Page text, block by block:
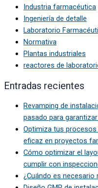
Industria farmacéutica
Ingeniería de detalle
Laboratorio
Normativa
Plantas industriales
reactores de
Entradas recientes
Revamping de
pasado para
Optimiza tus
eficaz en proyectos
Cómo optimizar el
cumplir con
¿Cuándo es necesario